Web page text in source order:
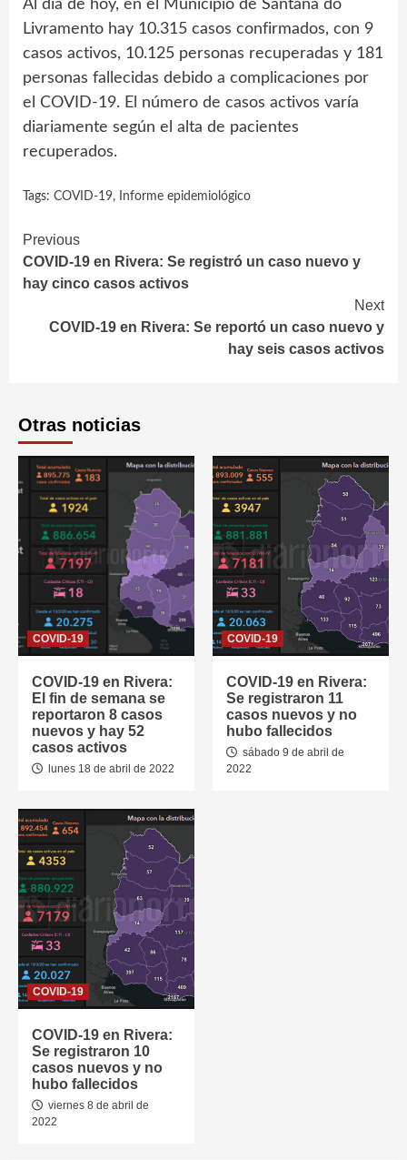
Al día de hoy, en el Municipio de Santana do
Livramento hay 10.315 casos confirmados, con 9
casos activos, 10.125 personas recuperadas y 181
personas fallecidas debido a complicaciones por
el COVID-19. El número de casos activos varía
diariamente según el alta de pacientes
recuperados.
Tags: COVID-19, Informe epidemiológico
Continue
Reading
Previous
COVID-19 en Rivera: Se registró un caso nuevo y
hay cinco casos activos
Next
COVID-19 en Rivera: Se reportó un caso nuevo y
hay seis casos activos
Otras noticias
COVID-19
COVID-19 en Rivera:
El fin de semana se
reportaron 8 casos
nuevos y hay 52
casos activos
lunes 18 de abril de 2022
COVID-19
COVID-19 en Rivera:
Se registraron 11
casos nuevos y no
hubo fallecidos
sábado 9 de abril de
2022
COVID-19
COVID-19 en Rivera:
Se registraron 10
casos nuevos y no
hubo fallecidos
viernes 8 de abril de
2022